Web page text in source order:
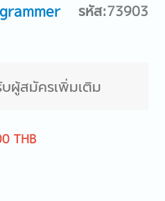
รหัส:73903
ผู้สมัครเพิ่มเติม
THB